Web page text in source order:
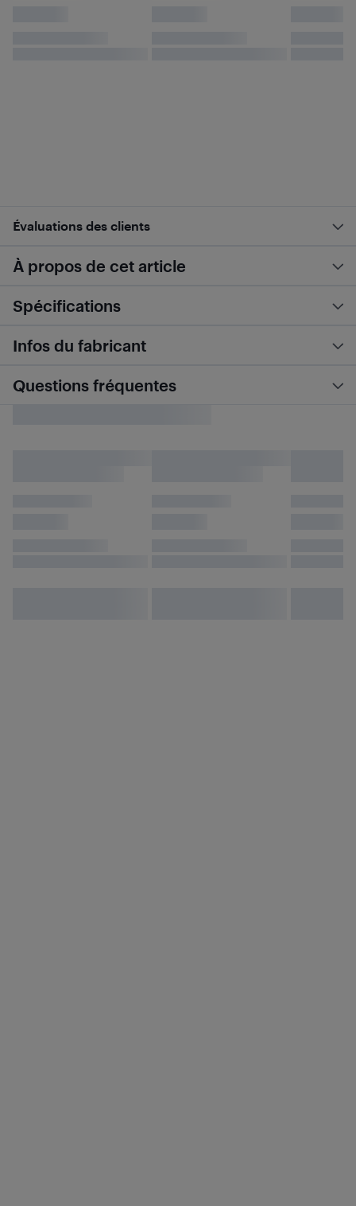
Évaluations des clients
À propos de cet article
Spécifications
Infos du fabricant
Questions fréquentes